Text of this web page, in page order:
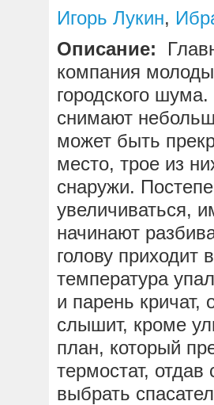
Игорь Лукин,
Описание:
компания
городского
снимают
может быть
место, трое из
снаружи.
увеличиваться,
начинают
голову приходит
температура
и парень кричат,
слышит, кроме
план, который
термостат,
выбрать